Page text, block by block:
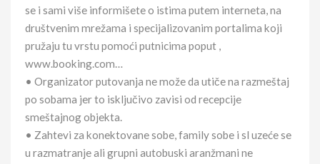
se i sami više informišete o istima putem interneta, na
društvenim mrežama i specijalizovanim portalima koji
pružaju tu vrstu pomoći putnicima poput ,
www.booking.com…
• Organizator putovanja ne može da utiče na razmeštaj
po sobama jer to isključivo zavisi od recepcije
smeštajnog objekta.
• Zahtevi za konektovane sobe, family sobe i sl uzeće se
u razmatranje ali grupni autobuski aranžmani ne